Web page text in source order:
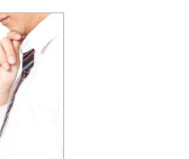
作者が抱き
描きたくな
（後編） #